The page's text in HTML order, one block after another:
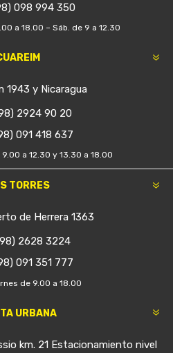
098 994 350
a 18.00 – Sáb. de 9 a 12.30
1943 y Nicaragua
2924 90 20
091 418 637
a 12.30 y 13.30 a 18.00
TORRES
de Herrera 1363
2628 3224
091 351 777
de 9.00 a 18.00
URBANA
km. 21 Estacionamiento nivel